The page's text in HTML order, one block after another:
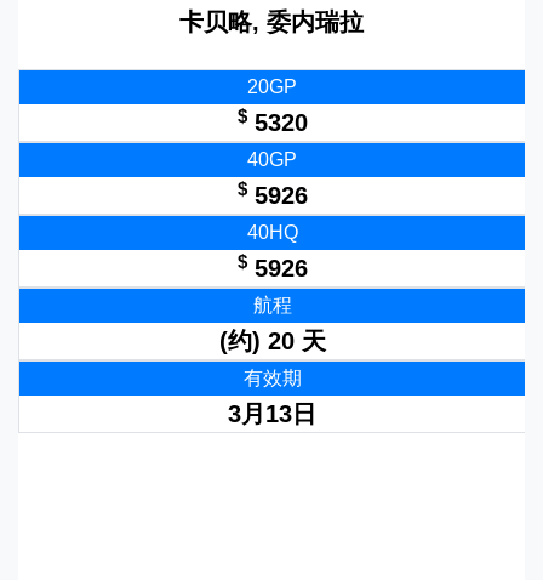
卡贝略, 委内瑞拉
20GP
$5320
40GP
$5926
40HQ
$5926
航程
(约) 20 天
有效期
3月13日